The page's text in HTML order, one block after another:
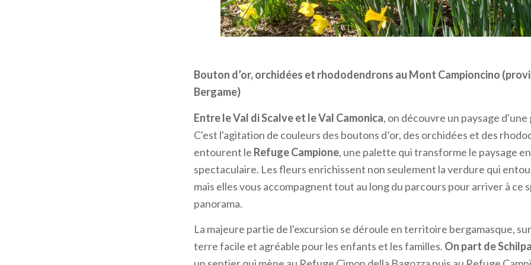
Crocus (Perce-neige) dans la vallée du Bitto (province de Sondrio)
Albifloruspoussent immédiatement ou durant la fontede la dernière
neige. Voici l’origine du nom commun de ces fleurs blanches que vous
la plaine de la vallée du Bitto : ici, le contraste entre le tapis de Crocus et
Pedena et Fioraro est spectaculaire, surtout au début de la floraison
sont encore légèrement enneigés.
On peut rejoindre l'étendue de Crocus en voiture enprenant la route
jusqu'au col San Marco. Après Albaredo, il suffit de suivre les
Alpe Piazza
quelques virages, mène à une place où vous pourrez laisser votre voiture.
pied suit un sentier qui vous mènera en environ 20 minutes à Corte
où les fleurs seront prêtes à vous accueillir.
Bouton d’or, orchidées et rhododendrons au Mont Campioncino
Bergame)
Entre le Val di Scalve et le Val Camonica, on découvre un paysage
C'est l'agitation de couleurs des boutons d’or, des orchidées et des
entourent le Refuge Campione, une palette qui transforme le paysage
spectaculaire. Les fleurs enrichissent non seulement la verdure qui
mais elles vous accompagnent tout au long du parcours pour arriver à ce
panorama.
La majeure partie de l'excursion se déroule en territoire bergamasque,
terre facile et agréable pour les enfants et les familles. On part de